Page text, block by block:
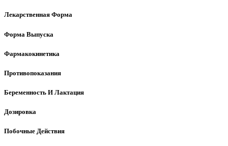
Лекарственная Форма
Форма Выпуска
Фармакокинетика
Противопоказания
Беременность И Лактация
Дозировка
Побочные Действия